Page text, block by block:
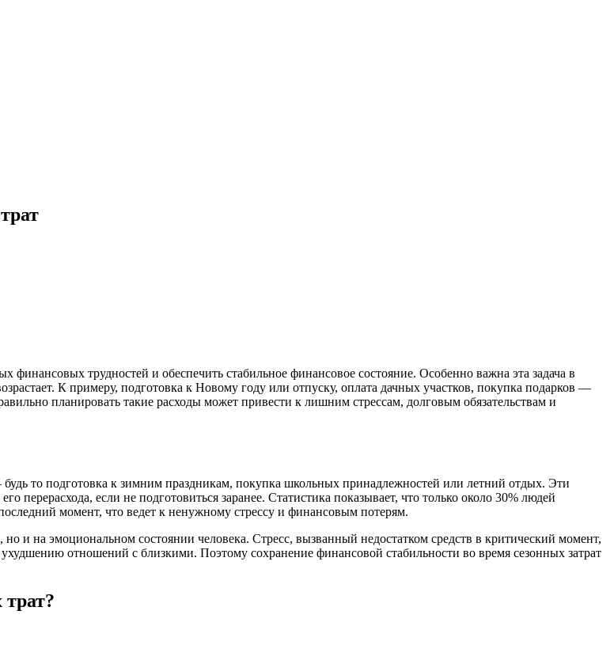
трудностей и обеспечить стабильное финансовое состояние. Особенно важна эта задача в
К примеру, подготовка к Новому году или отпуску, оплата дачных участков, покупка подарков —
планировать такие расходы может привести к лишним стрессам, долговым обязательствам и
то подготовка к зимним праздникам, покупка школьных принадлежностей или летний отдых. Эти
перерасхода, если не подготовиться заранее. Статистика показывает, что только около 30% людей
момент, что ведет к ненужному стрессу и финансовым потерям.
и на эмоциональном состоянии человека. Стресс, вызванный недостатком средств в критический момент,
отношений с близкими. Поэтому сохранение финансовой стабильности во время сезонных затрат